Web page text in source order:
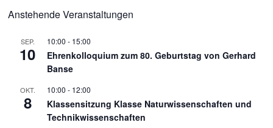
Anstehende Veranstaltungen
SEP.
10
10:00 - 15:00
Ehrenkolloquium zum 80. Geburtstag von Gerhard
Banse
OKT.
8
10:00 - 12:00
Klassensitzung Klasse Naturwissenschaften und
Technikwissenschaften